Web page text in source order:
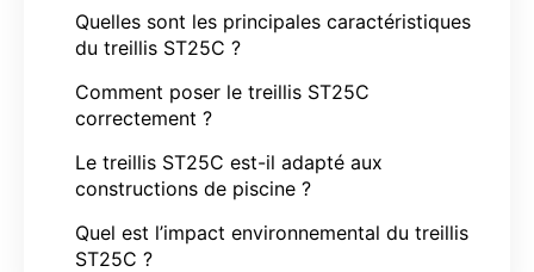
Quelles sont les principales caractéristiques
du treillis ST25C ?
Comment poser le treillis ST25C
correctement ?
Le treillis ST25C est-il adapté aux
constructions de piscine ?
Quel est l’impact environnemental du treillis
ST25C ?